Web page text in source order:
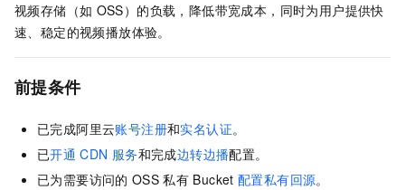
视频存储（如 OSS）的负载，降低带宽成本，同时为用户提供快
速、稳定的视频播放体验。
前提条件
已完成阿里云账号注册和实名认证。
已开通 CDN 服务和完成边转边播配置。
已为需要访问的 OSS 私有 Bucket 配置私有回源。